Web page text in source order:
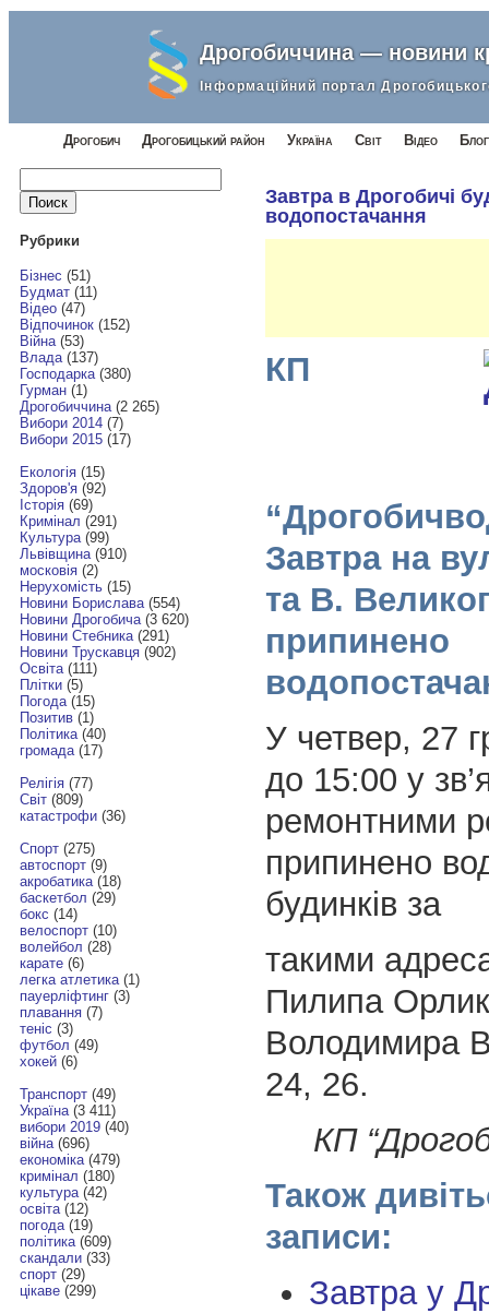
Дрогобиччина — новини
Інформаційний портал
Дрогобич Дрогобицький район Україна Світ Відео
Найти:
Рубрики
Бізнес (51)
Будмат(11)
Відео(47)
Відпочинок(152)
Війна(53)
Влада(137)
Господарка(380)
Гурман(1)
Дрогобиччина(2 265)
Вибори 2014(7)
Вибори 2015(17)
Екологія(15)
Здоров'я(92)
Історія(69)
Кримінал (291)
Культура(99)
Львівщина(910)
московія(2)
Нерухомість(15)
Новини Борислава(554)
Новини Дрогобича(3 620)
Новини Стебника(291)
Новини Трускавця(902)
Освіта(111)
Плітки(5)
Погода(15)
Позитив(1)
Політика(40)
громада(17)
Релігія(77)
Світ(809)
катастрофи(36)
Спорт(275)
автоспорт(9)
акробатика(18)
баскетбол (29)
бокс (14)
велоспорт(10)
волейбол (28)
карате(6)
легка атлетика(1)
пауерліфтинг(3)
плавання(7)
теніс (3)
футбол (49)
хокей(6)
Транспорт(49)
Україна(3 411)
вибори 2019(40)
війна(696)
економіка(479)
кримінал (180)
культура(42)
освіта(12)
погода(19)
політика(609)
скандали(33)
спорт(29)
цікаве(299)
Завтра в Дрогобичі
водопостачання
КП
Завтра на
та В.
припинено
У четвер, 27
до 15:00 у
ремонтними
припинено
будинків за
такими
Пилипа
Володимира
24, 26.
КП
Також
записи:
Завтра у